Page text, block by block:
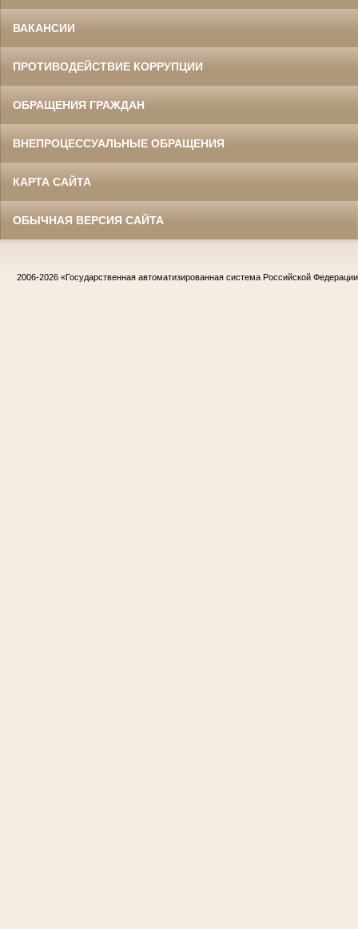
ВАКАНСИИ
ПРОТИВОДЕЙСТВИЕ КОРРУПЦИИ
ОБРАЩЕНИЯ ГРАЖДАН
ВНЕПРОЦЕССУАЛЬНЫЕ ОБРАЩЕНИЯ
КАРТА САЙТА
ОБЫЧНАЯ ВЕРСИЯ САЙТА
2006-2026 «Государственная автоматизированная система Российской